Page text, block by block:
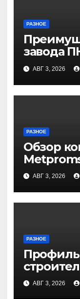
РАЗНОЕ
завода
АВГ 3, 2026
РАЗНОЕ
Обзор
АВГ 3, 2026
РАЗНОЕ
Медичи
АВГ 3, 2026